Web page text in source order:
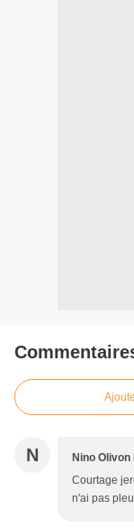
N Nino Olivon
Courtage
n'ai pas